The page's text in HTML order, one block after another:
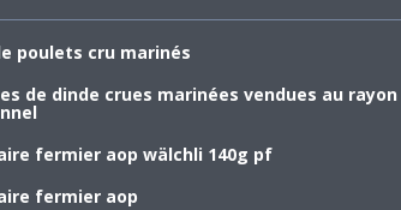
poulets cru marinés
de dinde crues marinées vendues au rayon
fermier aop wälchli 140g pf
fermier aop